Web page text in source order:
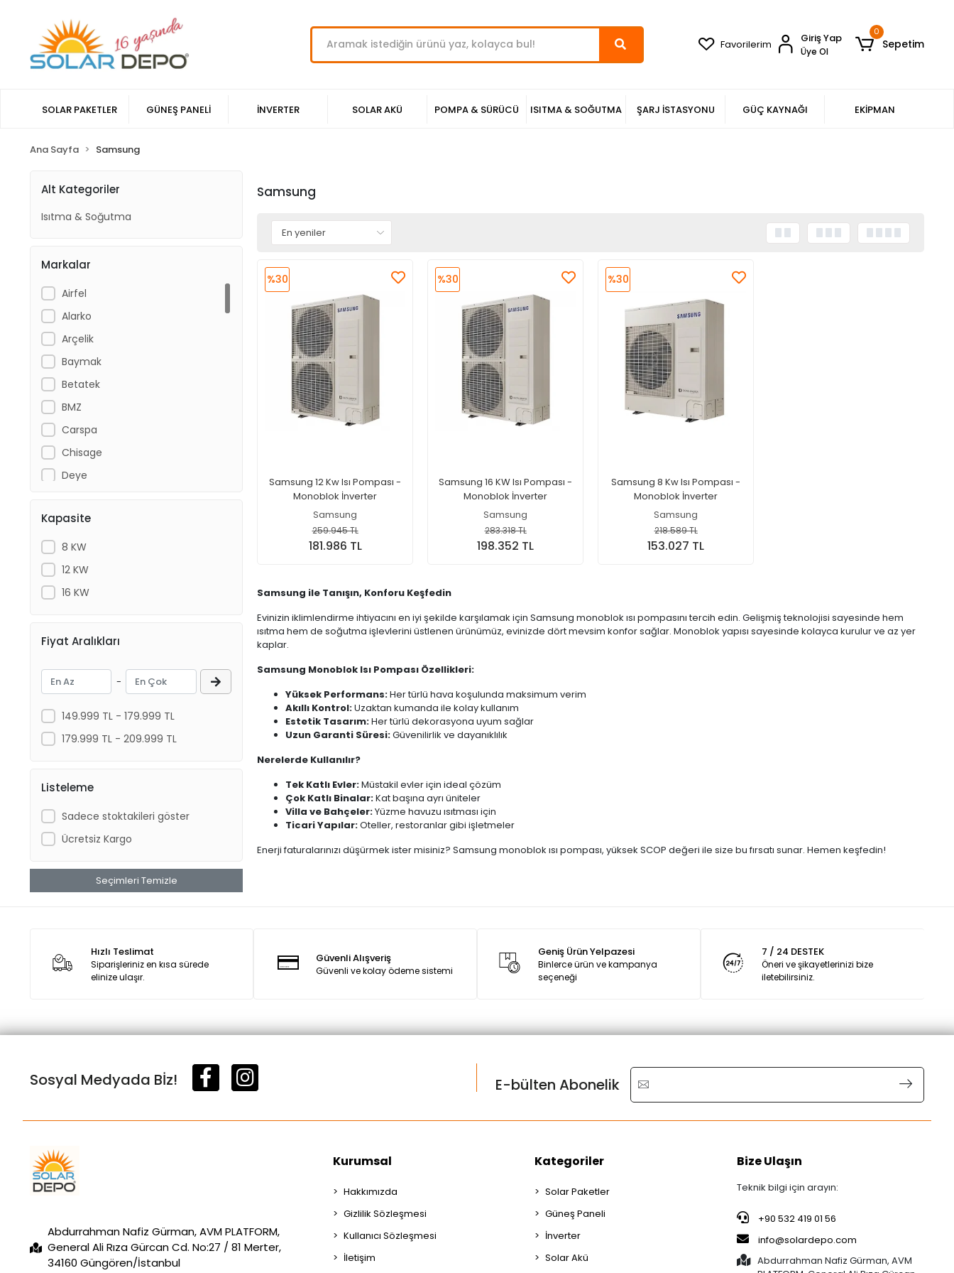
Favorilerim Giriş Yap
Üye Ol
0
Sepetim
SOLAR PAKETLER GÜNEŞ PANELİ İNVERTER SOLAR AKÜ POMPA & SÜRÜCÜ ISITMA & SOĞUTMA ŞARJ İSTASYONU GÜÇ KAYNAĞI EKİPMAN
Ana Sayfa Samsung
Alt Kategoriler
Isıtma & Soğutma
Markalar
Airfel
Alarko
Arçelik
Baymak
Betatek
BMZ
Carspa
Chisage
Deye
EPSIS
FoxESS
Fronius
Gazioğlu Solar
Grundfos
Hegel
Juta
Kopp
KSTAR
Mean Well
Must
Rhofa Energy
SMA
Solar Depo
SOLİMPEKS MAXA
Sungold
Kapasite
8 KW
12 KW
16 KW
Fiyat Aralıkları
-
149.999 TL - 179.999 TL
179.999 TL - 209.999 TL
Listeleme
Sadece stoktakileri göster
Ücretsiz Kargo
Seçimleri Temizle
Samsung
Samsung 12 Kw Isı Pompası -
Monoblok İnverter
Samsung
%30
259.945 TL
181.986 TL
Samsung 16 KW Isı Pompası -
Monoblok İnverter
Samsung
%30
283.318 TL
198.352 TL
Samsung 8 Kw Isı Pompası -
Monoblok İnverter
Samsung
%30
218.589 TL
153.027 TL
Samsung ile Tanışın, Konforu Keşfedin
Evinizin iklimlendirme ihtiyacını en iyi şekilde karşılamak için Samsung monoblok ısı pompasını tercih edin. Gelişmiş teknolojisi sayesinde hem
ısıtma hem de soğutma işlevlerini üstlenen ürünümüz, evinizde dört mevsim konfor sağlar. Monoblok yapısı sayesinde kolayca kurulur ve az yer
kaplar.
Samsung Monoblok Isı Pompası Özellikleri:
Yüksek Performans:Her türlü hava koşulunda maksimum verim
Akıllı Kontrol:Uzaktan kumanda ile kolay kullanım
Estetik Tasarım:Her türlü dekorasyona uyum sağlar
Uzun Garanti Süresi:Güvenilirlik ve dayanıklılık
Nerelerde Kullanılır?
Tek Katlı Evler:Müstakil evler için ideal çözüm
Çok Katlı Binalar:Kat başına ayrı üniteler
Villa ve Bahçeler:Yüzme havuzu ısıtması için
Ticari Yapılar:Oteller, restoranlar gibi işletmeler
Enerji faturalarınızı düşürmek ister misiniz? Samsung monoblok ısı pompası, yüksek SCOP değeri ile size bu fırsatı sunar. Hemen keşfedin!
Hızlı Teslimat
Siparişleriniz en kısa sürede
elinize ulaşır.
Güvenli Alışveriş
Güvenli ve kolay ödeme sistemi
Geniş Ürün Yelpazesi
Binlerce ürün ve kampanya
seçeneği
7 / 24 DESTEK
Öneri ve şikayetlerinizi bize
iletebilirsiniz.
Sosyal Medyada Bİz! E-bülten Abonelik
Abdurrahman Nafiz Gürman, AVM PLATFORM,
General Ali Rıza Gürcan Cd. No:27 / 81 Merter,
34160 Güngören/İstanbul
Kurumsal
Hakkımızda
Gizlilik Sözleşmesi
Kullanıcı Sözleşmesi
İletişim
Kategoriler
Solar Paketler
Güneş Paneli
İnverter
Solar Akü
Bize Ulaşın
Teknik bilgi için arayın:
+90 532 419 01 56
info@solardepo.com
Abdurrahman Nafiz Gürman, AVM